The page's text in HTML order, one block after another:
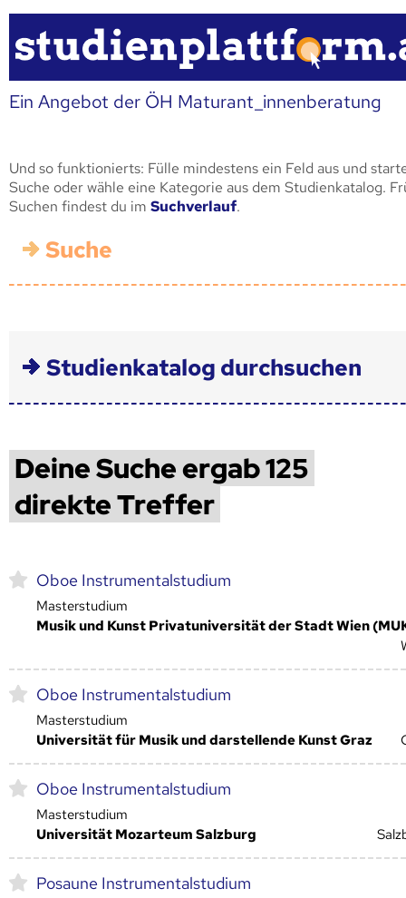
Ein Angebot der ÖH Maturant_innenberatung
Und so funktionierts: Fülle mindestens ein Feld aus und
Suche oder wähle eine Kategorie aus dem Studienkatalog.
Suchen findest du im Suchverlauf.
Suche
Studienkatalog durchsuchen
Deine Suche ergab 125
direkte Treffer
Oboe Instrumentalstudium
Masterstudium
Musik und Kunst Privatuniversität der Stadt Wien
Oboe Instrumentalstudium
Masterstudium
Universität für Musik und darstellende Kunst Graz
Oboe Instrumentalstudium
Masterstudium
Universität Mozarteum Salzburg
Posaune Instrumentalstudium